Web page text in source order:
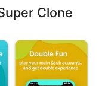
Clone